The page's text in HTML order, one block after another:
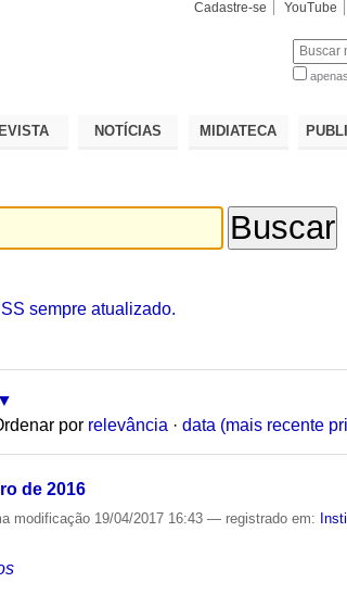
Cadastre-se YouTube
NOTÍCIAS MIDIATECA
sempre atualizado.
por relevância · data (mais recente
de 2016
modificação 19/04/2017 16:43— registrado em: